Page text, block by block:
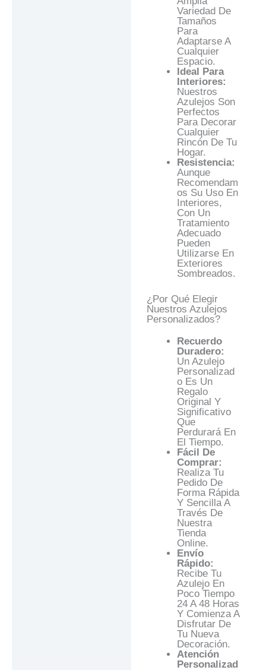
Variedad De
Tamaños
Para
Adaptarse A
Cualquier
Espacio.
Ideal Para
Interiores:
Nuestros
Azulejos Son
Perfectos
Para Decorar
Cualquier
Rincón De Tu
Hogar.
Resistencia:
Aunque
Recomendam
Os Su Uso En
Interiores,
Con Un
Tratamiento
Adecuado
Pueden
Utilizarse En
Exteriores
Sombreados.
¿Por Qué Elegir
Nuestros Azulejos
Personalizados?
Recuerdo
Duradero:
Un Azulejo
Personalizad
O Es Un
Regalo
Original Y
Significativo
Que
Perdurará En
El Tiempo.
Fácil De
Comprar:
Realiza Tu
Pedido De
Forma Rápida
Y Sencilla A
Través De
Nuestra
Tienda
Online.
Envío
Rápido:
Recibe Tu
Azulejo En
Poco Tiempo
24 A 48 Horas
Y Comienza A
Disfrutar De
Tu Nueva
Decoración.
Atención
Personalizad